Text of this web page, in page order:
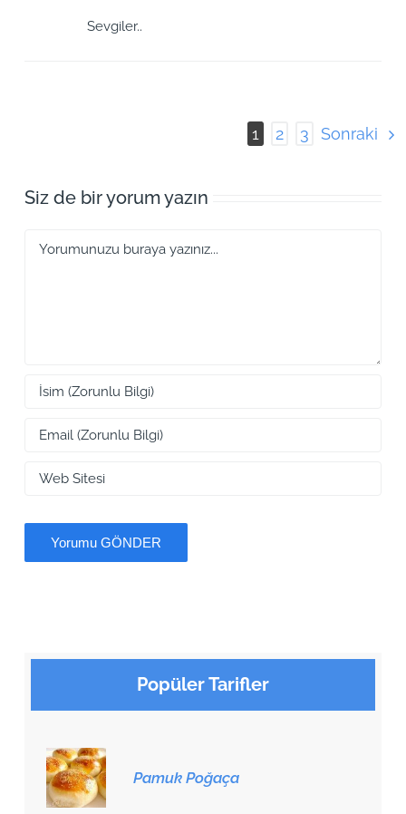
Sevgiler..
1 2 3 Sonraki
Siz de bir yorum yazın
Popüler Tarifler
Pamuk Poğaça